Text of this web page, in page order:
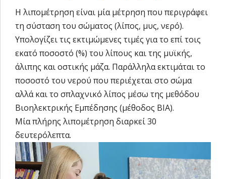
Η λιπομέτρηση είναι μία μέτρηση που περιγράφει
τη σύσταση του σώματος (λίπος, μυς, νερό).
Υπολογίζει τις εκτιμώμενες τιμές για το επί τοις
εκατό ποσοστό (%) του λίπους και της μυϊκής,
άλιπης και οστικής μάζα. Παράλληλα εκτιμάται το
ποσοστό του νερού που περιέχεται στο σώμα
αλλά και το σπλαχνικό λίπος μέσω της μεθόδου
Βιοηλεκτρικής Εμπέδησης (μέθοδος BIA).
Μία πλήρης λιπομέτρηση διαρκεί 30
δευτερόλεπτα.